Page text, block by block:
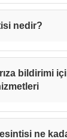
nedir?
bildirimi
ne